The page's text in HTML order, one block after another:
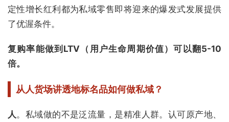
定性增长红利都为私域零售即将迎来的爆发式发展提供
了优渥条件。
复购率能做到 LTV （用户生命周期价值）可以翻5-10
倍。
从人货场讲透地标名品如何做私域？
人 。私域做的不是泛流量，是精准人群。认可原产地、